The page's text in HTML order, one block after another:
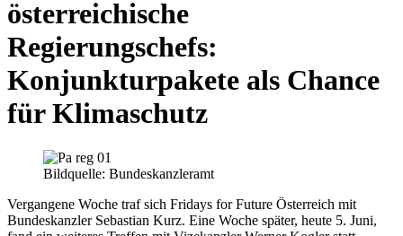
österreichische
Regierungschefs:
Konjunkturpakete als Chance
für Klimaschutz
Bildquelle: Bundeskanzleramt
Vergangene Woche traf sich Fridays for Future Österreich mit
Bundeskanzler Sebastian Kurz. Eine Woche später, heute 5. Juni,